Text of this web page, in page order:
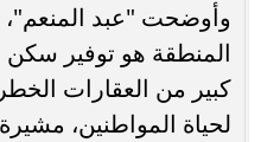
وأوضحت "عبد المنعم"،
المنطقة هو توفير سكن
كبير من العقارات
لحياة المواطنين،